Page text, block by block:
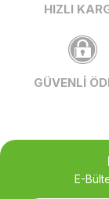
HIZLI
GÜVENLİ
E-